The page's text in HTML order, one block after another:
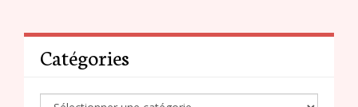
Catégories